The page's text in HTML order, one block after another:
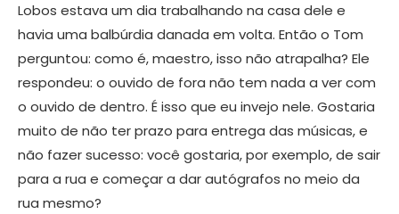
Lobos estava um dia trabalhando na casa dele e
havia uma balbúrdia danada em volta. Então o Tom
perguntou: como é, maestro, isso não atrapalha? Ele
respondeu: o ouvido de fora não tem nada a ver com
o ouvido de dentro. É isso que eu invejo nele. Gostaria
muito de não ter prazo para entrega das músicas, e
não fazer sucesso: você gostaria, por exemplo, de sair
para a rua e começar a dar autógrafos no meio da
rua mesmo?